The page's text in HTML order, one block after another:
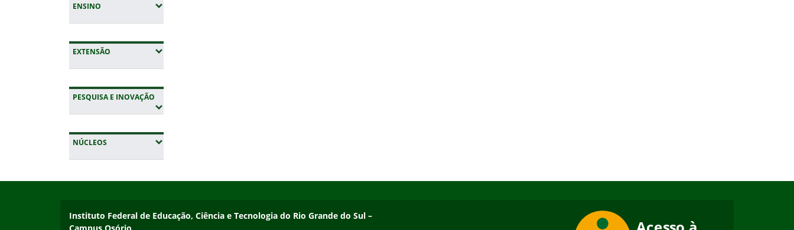
ENSINO (EXPANDIR SUBMENUS)
EXTENSÃO (EXPANDIR SUBMENUS)
PESQUISA E INOVAÇÃO
NÚCLEOS (EXPANDIR SUBMENUS)
Instituto Federal de Educação, Ciência e Tecnologia do Rio Grande do Sul – Campus Osório
Instituto Federal de Educação, Ciência e Tecnologia do Rio Grande do Sul –